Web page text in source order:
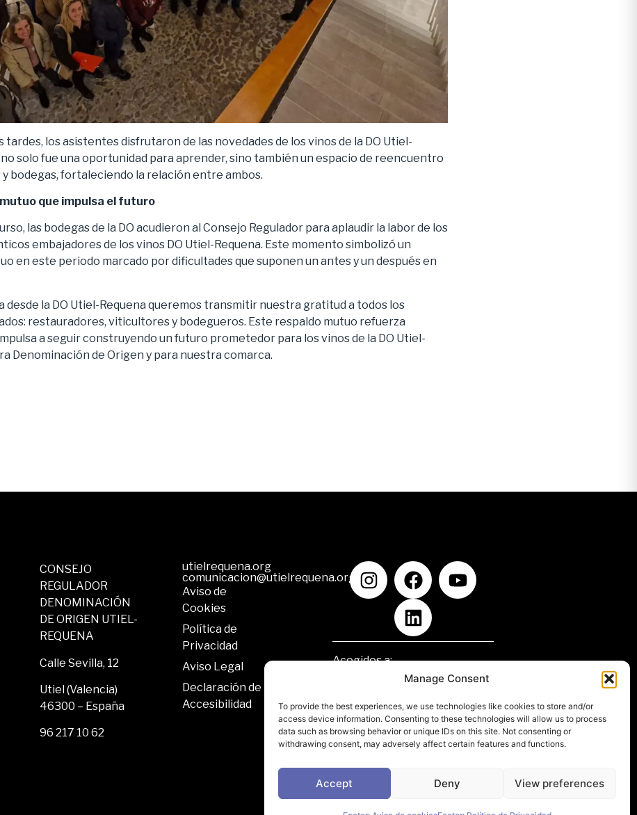
Manage Consent
To provide the best experiences, we use technologies like cookies to store and/or
access device information. Consenting to these technologies will allow us to process
data such as browsing behavior or unique IDs on this site. Not consenting or
withdrawing consent, may adversely affect certain features and functions.
Accept Deny View preferences
tardes, los asistentes disfrutaron de las novedades de los vinos de la DO Utiel-
no solo fue una oportunidad para aprender, sino también un espacio de reencuentro
bodegas, fortaleciendo la relación entre ambos.
que impulsa el futuro
las bodegas de la DO acudieron al Consejo Regulador para aplaudir la labor de los
embajadores de los vinos DO Utiel-Requena. Este momento simbolizó un
en este periodo marcado por dificultades que suponen un antes y un después en
desde la DO Utiel-Requena queremos transmitir nuestra gratitud a todos los
restauradores, viticultores y bodegueros. Este respaldo mutuo refuerza
a seguir construyendo un futuro prometedor para los vinos de la DO Utiel-
Denominación de Origen y para nuestra comarca.
CONSEJO
REGULADOR
DENOMINACIÓN
DE ORIGEN UTIEL-
REQUENA
Calle Sevilla, 12
Utiel (Valencia)
46300 – España
96 217 10 62
utielrequena.org
comunicacion@utielrequena.org
Aviso de
Cookies
Política de
Privacidad
Aviso Legal
Declaración de
Accesibilidad
Acogidos a: